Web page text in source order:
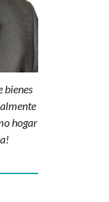
bienes
hogar